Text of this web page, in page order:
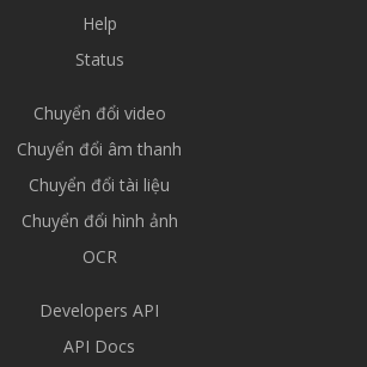
Help
Status
Chuyển đổi video
Chuyển đổi âm thanh
Chuyển đổi tài liệu
Chuyển đổi hình ảnh
OCR
Developers API
API Docs